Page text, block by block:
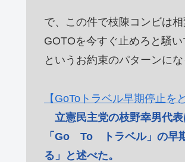
で、この件で枝陳コンビは
GOTOを今すぐ止めろと騒
というお約束のパターンにな
【GoToトラベル早期停止を
立憲民主党の枝野幸男代表
「Go To トラベル」の早
る」と述べた。